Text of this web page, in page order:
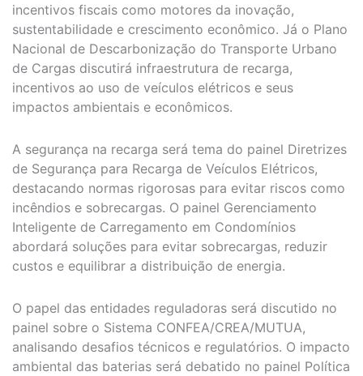
incentivos fiscais como motores da inovação,
sustentabilidade e crescimento econômico. Já o Plano
Nacional de Descarbonização do Transporte Urbano
de Cargas discutirá infraestrutura de recarga,
incentivos ao uso de veículos elétricos e seus
impactos ambientais e econômicos.
A segurança na recarga será tema do painel Diretrizes
de Segurança para Recarga de Veículos Elétricos,
destacando normas rigorosas para evitar riscos como
incêndios e sobrecargas. O painel Gerenciamento
Inteligente de Carregamento em Condomínios
abordará soluções para evitar sobrecargas, reduzir
custos e equilibrar a distribuição de energia.
O papel das entidades reguladoras será discutido no
painel sobre o Sistema CONFEA/CREA/MUTUA,
analisando desafios técnicos e regulatórios. O impacto
ambiental das baterias será debatido no painel Política